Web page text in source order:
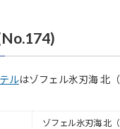
ルはゾフェル氷刃海 北
ゾフェル氷刃海 北（